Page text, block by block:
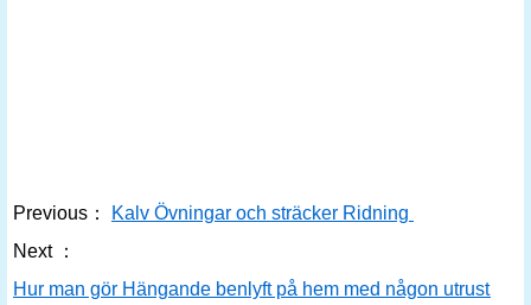
Previous：
Kalv Övningar och sträcker Ridning
Next ：
Hur man gör Hängande benlyft på hem med någon utrustning